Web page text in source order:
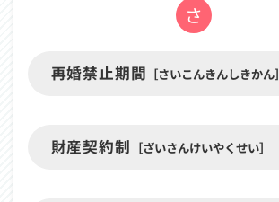
「さ」
再婚禁止期間 ［さいこんきんしきかん］
財産契約制 ［ざいさんけいやくせい］
さ